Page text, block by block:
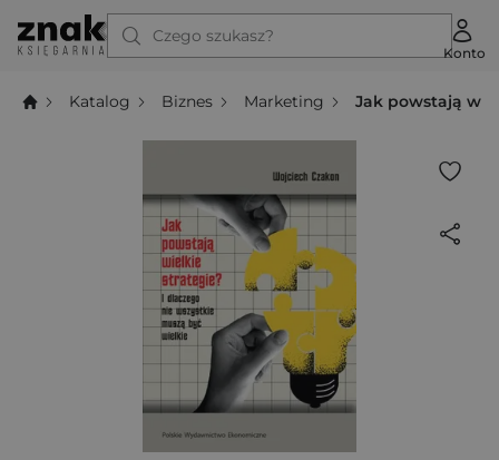
Czego szukasz?
Konto
Katalog Biznes Marketing Jak powstają